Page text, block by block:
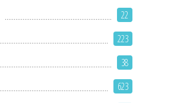
22
223
38
623